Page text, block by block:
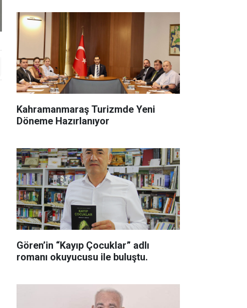
Kahramanmaraş Turizmde Yeni
Döneme Hazırlanıyor
Gören’in “Kayıp Çocuklar” adlı
romanı okuyucusu ile buluştu.